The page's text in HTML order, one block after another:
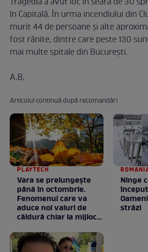
în Capitală. În urma incendiului din
murit 44 de persoane şi alte
fost rănite, dintre care peste 130
mai multe spitale din Bucureşti.
A.B,
Articolul continuă după recomandări
PLAYTECH
Vara se prelungeşte
până în octombrie.
Fenomenul care va
aduce noi valuri de
căldură chiar la mijlocul
Ninge
străzi